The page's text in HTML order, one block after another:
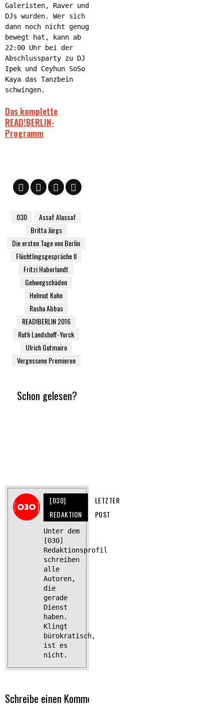
Galeristen, Raver und
DJs wurden. Wer sich
dann noch nicht genug
bewegt hat, kann ab
22:00 Uhr bei der
Abschlussparty zu DJ
Ipek und Ceyhun SoSo
Kaya das Tanzbein
schwingen.
Das komplette
READ!BERLIN-
Programm
030
Assaf Alassaf
Britta Jürgs
Die ersten Tage von Berlin
Flüchtlingsgespräche II
Fritzi Haberlandt
Gehwegschäden
Helmut Kuhn
Rasha Abbas
READ!BERLIN 2016
Ruth Landshoff-Yorck
Ulrich Gutmairo
Vergessene Premieren
Schon gelesen?
[030]
REDAKTION
LETZTER
POST
Unter dem
[030]
Redaktionsprofil
schreiben
alle
Autoren,
die
gerade
Dienst
haben.
Klingt
bürokratisch,
ist es
nicht.
Schreibe einen Kommentar